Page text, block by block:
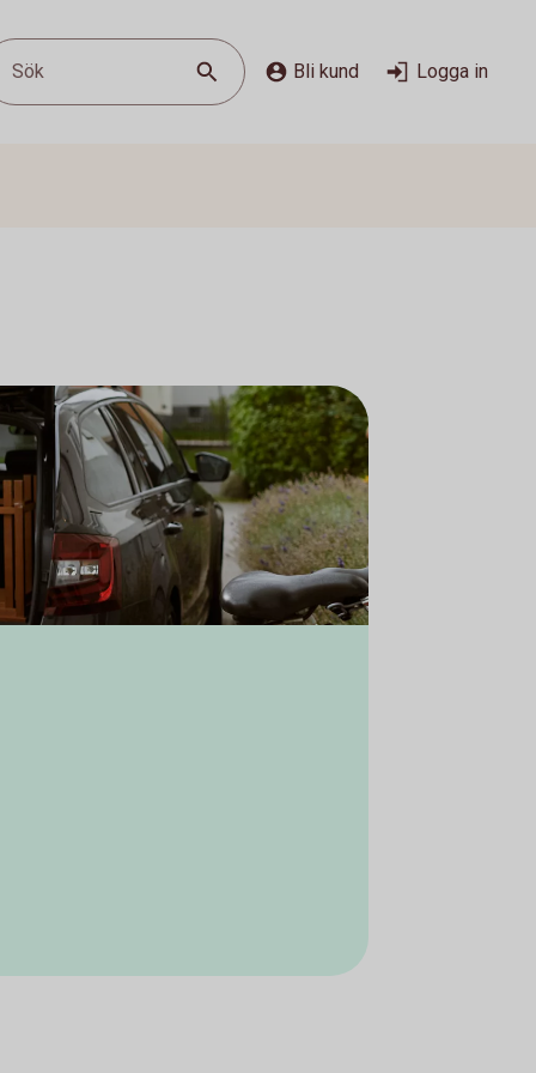
Sök Bli kund Logga in